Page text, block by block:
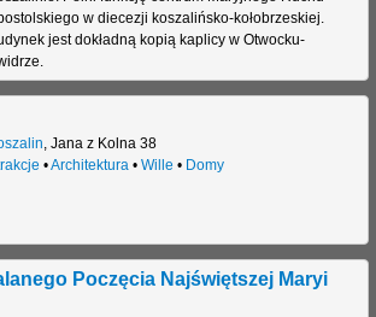
w diecezji koszalińsko-kołobrzeskiej.
jest dokładną kopią kaplicy w Otwocku-
Jana z Kolna 38
•Architektura • Wille • Domy
Poczęcia Najświętszej Maryi